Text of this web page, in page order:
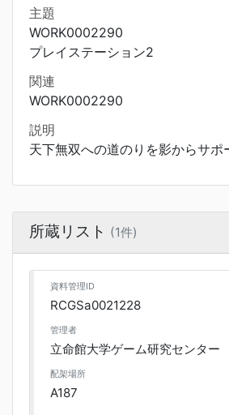
主題
WORK0002290
プレイステーション2
関連
WORK0002290
説明
天下無双への道のりを影からサポ
所蔵リスト (1件)
資料管理ID
RCGSa0021228
管理者
立命館大学ゲーム研究センター
配架場所
A187